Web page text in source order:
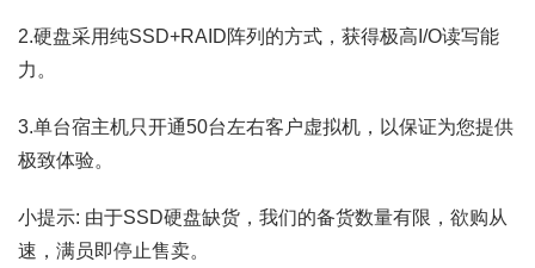
2.硬盘采用纯SSD+RAID阵列的方式，获得极高I/O读写能
力。
3.单台宿主机只开通50台左右客户虚拟机，以保证为您提供
极致体验。
小提示: 由于SSD硬盘缺货，我们的备货数量有限，欲购从
速，满员即停止售卖。